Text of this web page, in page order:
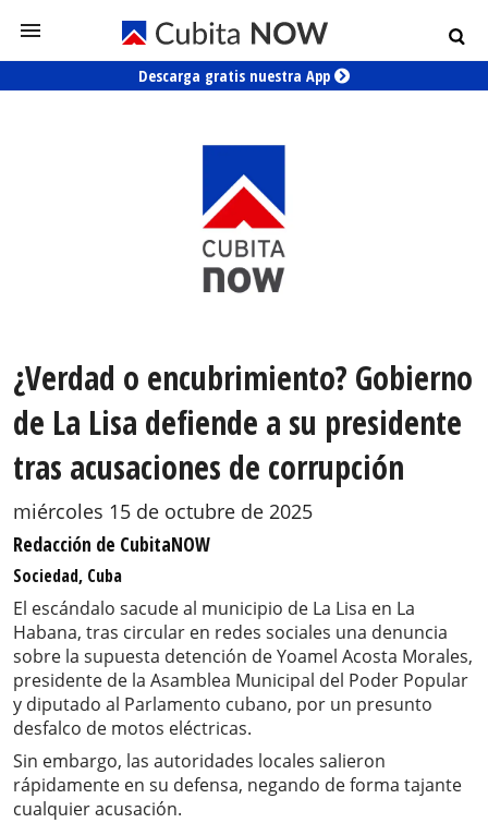
Descarga gratis nuestra App
¿Verdad o encubrimiento? Gobierno
de La Lisa defiende a su presidente
tras acusaciones de corrupción
miércoles 15 de octubre de 2025
Redacción de CubitaNOW
Sociedad, Cuba
El escándalo sacude al municipio de La Lisa en La
Habana, tras circular en redes sociales una denuncia
sobre la supuesta detención de Yoamel Acosta Morales,
presidente de la Asamblea Municipal del Poder Popular
y diputado al Parlamento cubano, por un presunto
desfalco de motos eléctricas.
Sin embargo, las autoridades locales salieron
rápidamente en su defensa, negando de forma tajante
cualquier acusación.